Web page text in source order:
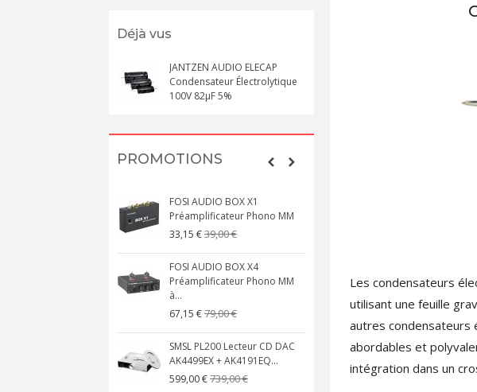
Déjà vus
JANTZEN AUDIO ELECAP
Condensateur Électrolytique
100V 82µF 5%
PROMOTIONS
FOSI AUDIO BOX X1
Préamplificateur Phono MM
33,15 €39,00 €
FOSI AUDIO BOX X4
Préamplificateur Phono MM
à...
67,15 €79,00 €
SMSL PL200 Lecteur CD DAC
AK4499EX + AK4191EQ...
599,00 €739,00 €
MKSX4 Enceinte
149,00 €179,90 €
AUDIOPHONICS DA-
Amplificateur Intégré...
579,00 €649,00 €
Les condensateurs
utilisant une feuille
autres condensateurs
abordables et
intégration dans un